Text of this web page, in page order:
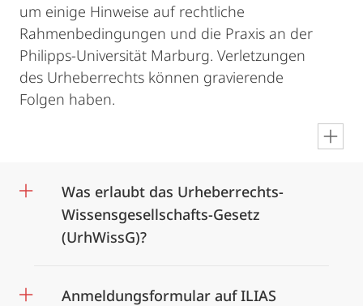
um einige Hinweise auf rechtliche
Rahmenbedingungen und die Praxis an der
Philipps-Universität Marburg. Verletzungen
des Urheberrechts können gravierende
Folgen haben.
Was erlaubt das Urheberrechts-
Wissensgesellschafts-Gesetz
(UrhWissG)?
Anmeldungsformular auf ILIAS